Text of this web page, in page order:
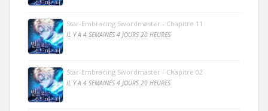
Star-Embracing Swordmaster - Chapitre 11
IL Y A 4 SEMAINES 4 JOURS 20 HEURES
Star-Embracing Swordmaster - Chapitre 02
IL Y A 4 SEMAINES 4 JOURS 20 HEURES